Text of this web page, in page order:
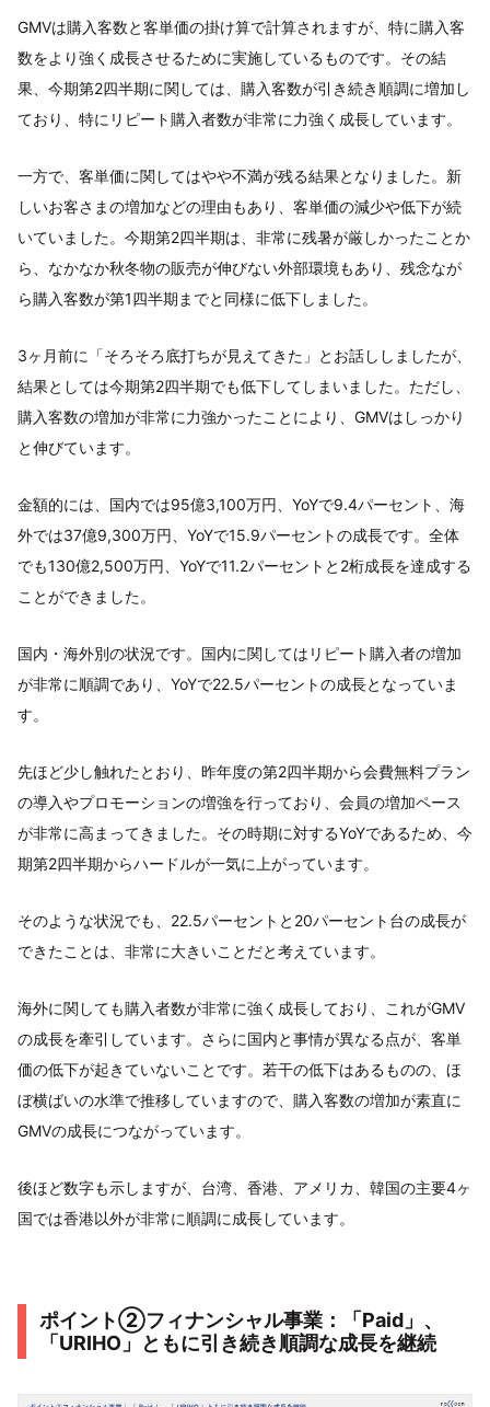
GMVは購入客数と客単価の掛け算で計算されますが、特に購入客
数をより強く成長させるために実施しているものです。その結
果、今期第2四半期に関しては、購入客数が引き続き順調に増加し
ており、特にリピート購入者数が非常に力強く成長しています。
一方で、客単価に関してはやや不満が残る結果となりました。新
しいお客さまの増加などの理由もあり、客単価の減少や低下が続
いていました。今期第2四半期は、非常に残暑が厳しかったことか
ら、なかなか秋冬物の販売が伸びない外部環境もあり、残念なが
ら購入客数が第1四半期までと同様に低下しました。
3ヶ月前に「そろそろ底打ちが見えてきた」とお話ししましたが、
結果としては今期第2四半期でも低下してしまいました。ただし、
購入客数の増加が非常に力強かったことにより、GMVはしっかり
と伸びています。
金額的には、国内では95億3,100万円、YoYで9.4パーセント、海
外では37億9,300万円、YoYで15.9パーセントの成長です。全体
でも130億2,500万円、YoYで11.2パーセントと2桁成長を達成する
ことができました。
国内・海外別の状況です。国内に関してはリピート購入者の増加
が非常に順調であり、YoYで22.5パーセントの成長となっていま
す。
先ほど少し触れたとおり、昨年度の第2四半期から会費無料プラン
の導入やプロモーションの増強を行っており、会員の増加ペース
が非常に高まってきました。その時期に対するYoYであるため、今
期第2四半期からハードルが一気に上がっています。
そのような状況でも、22.5パーセントと20パーセント台の成長が
できたことは、非常に大きいことだと考えています。
海外に関しても購入者数が非常に強く成長しており、これがGMV
の成長を牽引しています。さらに国内と事情が異なる点が、客単
価の低下が起きていないことです。若干の低下はあるものの、ほ
ぼ横ばいの水準で推移していますので、購入客数の増加が素直に
GMVの成長につながっています。
後ほど数字も示しますが、台湾、香港、アメリカ、韓国の主要4ヶ
国では香港以外が非常に順調に成長しています。
ポイント②フィナンシャル事業：「Paid」、
「URIHO」ともに引き続き順調な成長を継続